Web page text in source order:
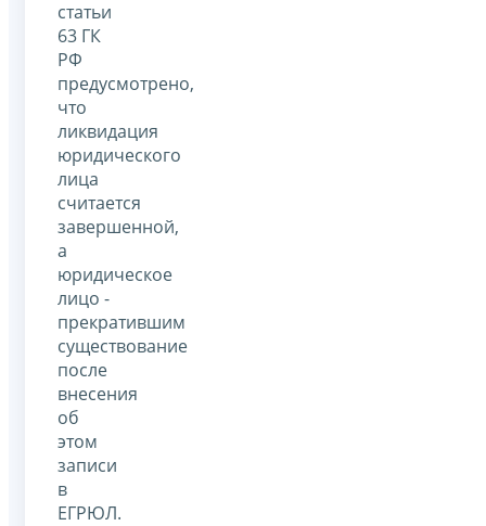
статьи
63 ГК
РФ
предусмотрено,
что
ликвидация
юридического
лица
считается
завершенной,
а
юридическое
лицо -
прекратившим
существование
после
внесения
об
этом
записи
в
ЕГРЮЛ.